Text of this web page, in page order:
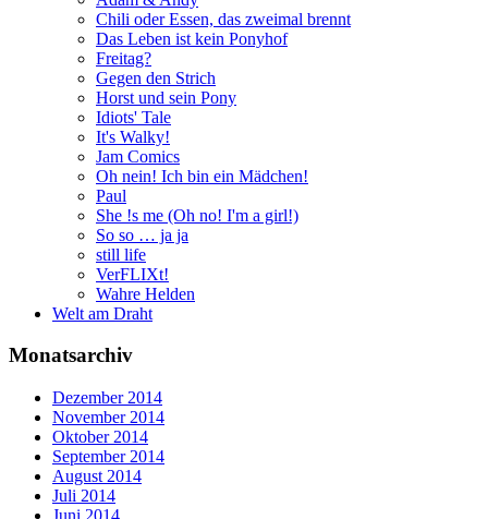
Chili oder Essen, das zweimal brennt
Das Leben ist kein Ponyhof
Freitag?
Gegen den Strich
Horst und sein Pony
Idiots' Tale
It's Walky!
Jam Comics
Oh nein! Ich bin ein Mädchen!
Paul
She !s me (Oh no! I'm a girl!)
So so … ja ja
still life
VerFLIXt!
Wahre Helden
Welt am Draht
Monatsarchiv
Dezember 2014
November 2014
Oktober 2014
September 2014
August 2014
Juli 2014